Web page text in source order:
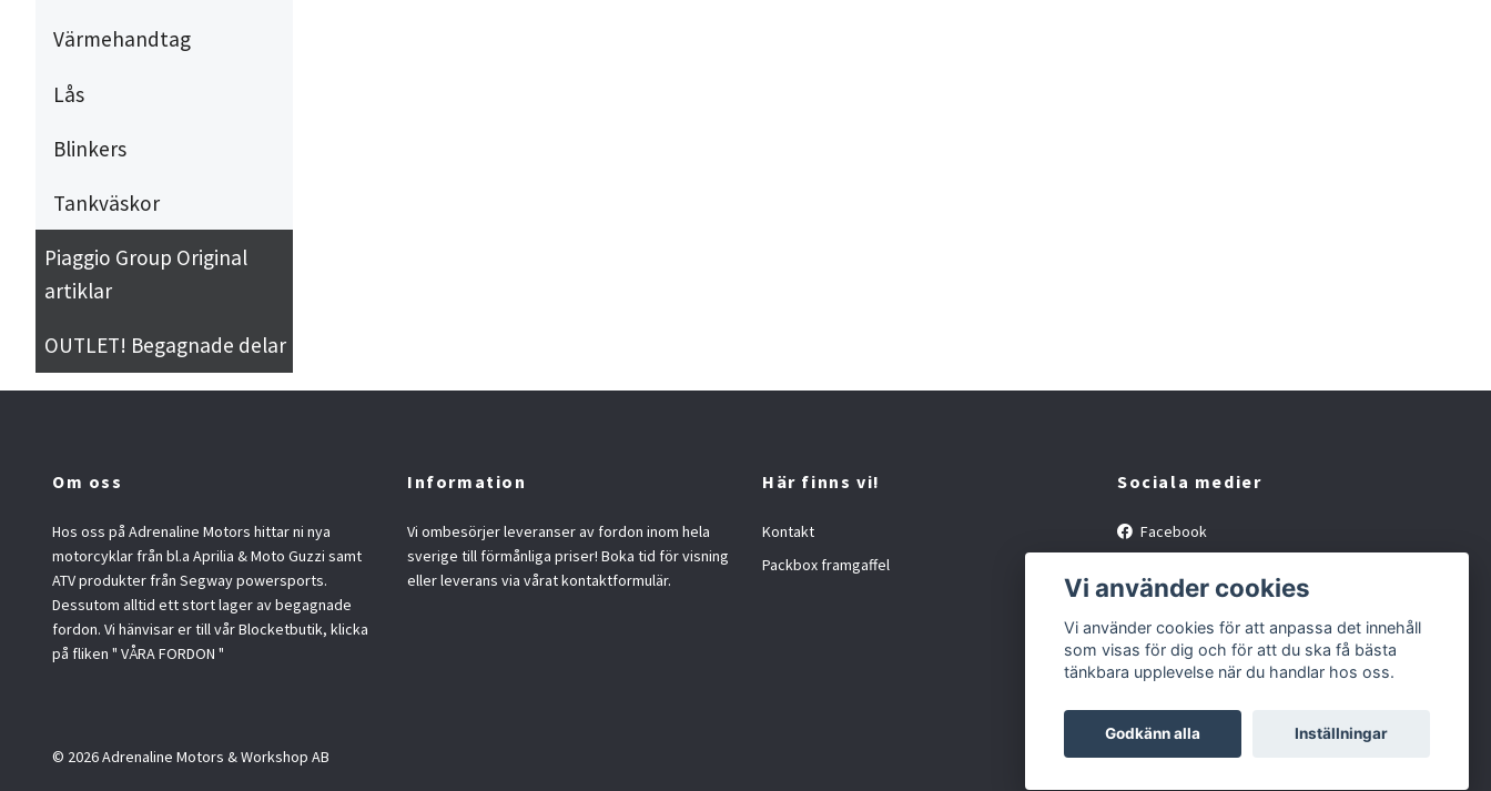
Värmehandtag
Lås
Blinkers
Tankväskor
Piaggio Group Original
artiklar
OUTLET! Begagnade delar
Om oss
Hos oss på Adrenaline Motors hittar ni nya
motorcyklar från bl.a Aprilia & Moto Guzzi samt
ATV produkter från Segway powersports.
Dessutom alltid ett stort lager av begagnade
fordon. Vi hänvisar er till vår Blocketbutik, klicka
på fliken " VÅRA FORDON "
Information
Vi ombesörjer leveranser av fordon inom hela
sverige till förmånliga priser! Boka tid för visning
eller leverans via vårat kontaktformulär.
Här finns vi!
Kontakt
Packbox framgaffel
Sociala medier
Facebook
© 2026 Adrenaline Motors & Workshop AB
Vi använder cookies
Vi använder cookies för att anpassa det innehåll
som visas för dig och för att du ska få bästa
tänkbara upplevelse när du handlar hos oss.
Godkänn alla Inställningar